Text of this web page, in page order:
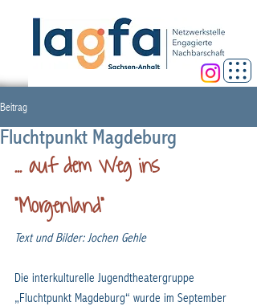
Beitrag
Fluchtpunkt Magdeburg
... auf dem Weg ins
"Morgenland"
Text und Bilder: Jochen Gehle
Die interkulturelle Jugendtheatergruppe
„Fluchtpunkt Magdeburg“ wurde im September